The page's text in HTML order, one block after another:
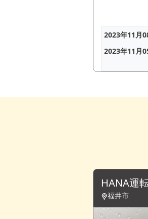
2023年11月
2023年11月
HANA運
福井市